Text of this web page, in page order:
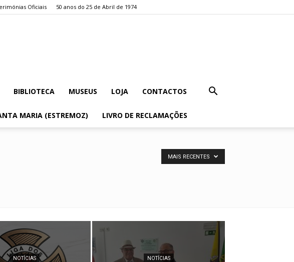
Oficiais 50 anos do 25 de Abril de 1974
BIBLIOTECA MUSEUS LOJA CONTACTOS
MARIA (ESTREMOZ) LIVRO DE RECLAMAÇÕES
MAIS RECENTES
NOTÍCIAS NOTÍCIAS